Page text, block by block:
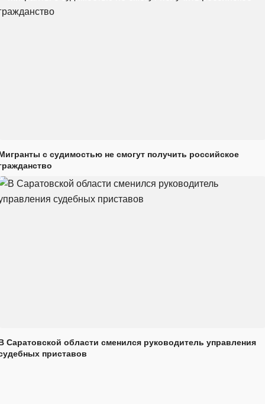
с судимостью не смогут получить российское
Саратовской области сменился руководитель управления
приставов